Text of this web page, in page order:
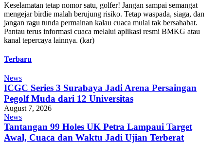
Keselamatan tetap nomor satu, golfer! Jangan sampai semangat
mengejar birdie malah berujung risiko. Tetap waspada, siaga, dan
jangan ragu tunda permainan kalau cuaca mulai tak bersahabat.
Pantau terus informasi cuaca melalui aplikasi resmi BMKG atau
kanal tepercaya lainnya. (kar)
Terbaru
News
ICGC Series 3 Surabaya Jadi Arena Persaingan
Pegolf Muda dari 12 Universitas
August 7, 2026
News
Tantangan 99 Holes UK Petra Lampaui Target
Awal, Cuaca dan Waktu Jadi Ujian Terberat